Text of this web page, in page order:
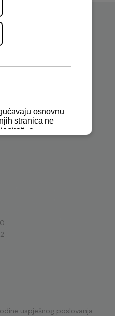
opreme te tehnička
uspješnog poslovanja.